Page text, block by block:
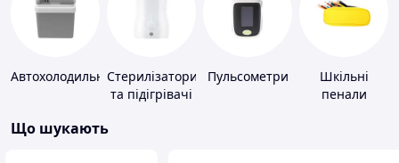
АвтохолодильникиСтерилізатори
та підігрівачі
Пульсометри
Шкільні
пенали
Що шукають